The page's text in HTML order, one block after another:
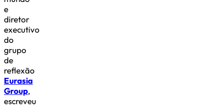
e
diretor
executivo
do
grupo
de
reflexão
Eurasia
Group,
escreveu